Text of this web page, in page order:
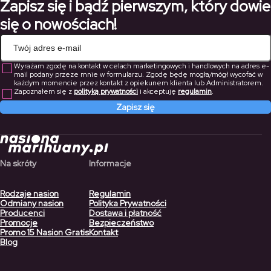
Zapisz się i bądź pierwszym, który dowie
się o nowościach!
Wyrażam zgodę na kontakt w celach marketingowych i handlowych na adres e-
mail podany przeze mnie w formularzu. Zgodę będę mogła/mógł wycofać w
każdym momencie przez kontakt z opiekunem klienta lub Administratorem.
Zapoznałem się z polityką prywatnościi akceptuję regulamin.
Zapisz się
Na skróty
Rodzaje nasion
Odmiany nasion
Producenci
Promocje
Promo 15 Nasion Gratis
Blog
Informacje
Regulamin
Polityka Prywatności
Dostawa i płatność
Bezpieczeństwo
Kontakt